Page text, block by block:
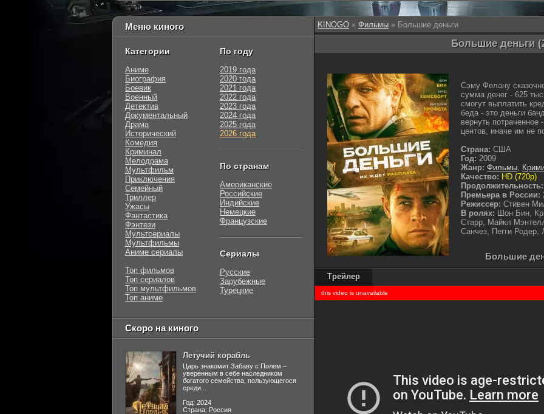
KINOGO » Фильмы » Большие деньги
Большие деньги
Сэму Фелану
сумма денег - 625
смогут выплатить
беда - это деньги
вернуть
центов, иначе им не
Страна: США
Год: 2009
Жанр: Фильмы,
Качество: HD (720p)
Продолжительность:
Премьера в России:
Режиссер: Стивен
В ролях: Шон Бин,
Старр, Майкл
Санчез, Пегги
Большие
Трейлер
Меню киного
Категории
Аниме
Биография
Боевик
Военный
Детектив
Документальный
Драма
Исторический
Комедия
Криминал
Мелодрама
Мультфильм
Приключения
Семейный
Триллер
Ужасы
Фантастика
Фэнтези
Мультсериалы
Мультфильмы
Аниме сериалы
Топ фильмов
Топ сериалов
Топ мультфильмов
Топ аниме
По году
2019 года
2020 года
2021 года
2022 года
2023 года
2024 года
2025 года
2026 года
По странам
Американские
Российские
Индийские
Немецкие
Французские
Сериалы
Русские
Зарубежные
Турецкие
Скоро на киного
Летучий корабль
Царь знакомит Забаву с Полем –
уверенным в себе наследником
богатого семейства, пользующегося
среди...
Год: 2024
Страна: Россия